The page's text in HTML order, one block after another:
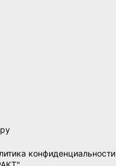
конфиденциальности